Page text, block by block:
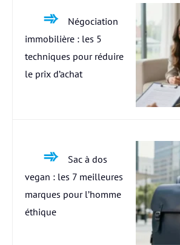
Négociation
immobilière : les 5
techniques pour réduire
le prix d’achat
Sac à dos
vegan : les 7 meilleures
marques pour l’homme
éthique